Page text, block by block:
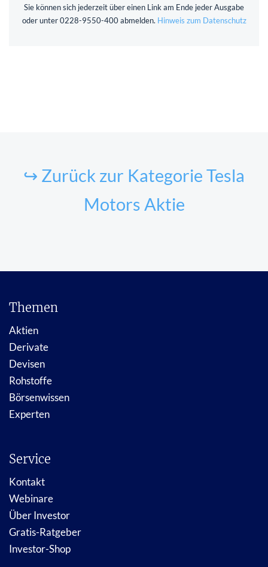
Sie können sich jederzeit über einen Link am Ende jeder Ausgabe
oder unter 0228-9550-400 abmelden. Hinweis zum Datenschutz
↪ Zurück zur Kategorie Tesla
Motors Aktie
Themen
Aktien
Derivate
Devisen
Rohstoffe
Börsenwissen
Experten
Service
Kontakt
Webinare
Über Investor
Gratis-Ratgeber
Investor-Shop